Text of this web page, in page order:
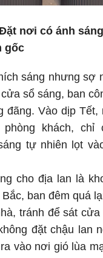
nơi có ánh
gốc
sáng nhưng sợ
sổ sáng, ban
đãng. Vào dịp Tết,
khách, chỉ
tự nhiên lọt
cho địa lan là
ban đêm quá
tránh để sát
đặt chậu lan
vào nơi gió lùa